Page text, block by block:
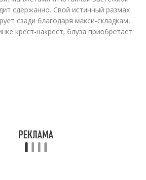
сдержанно. Свой истинный размах
сзади благодаря макси-складкам,
крест-накрест, блуза приобретает